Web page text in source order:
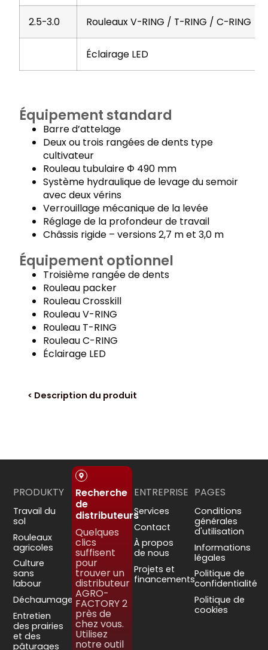
2.5-3.0 Rouleaux V-RING / T-RING / C-RING
Éclairage LED
Équipement standard
Barre d’attelage
Deux ou trois rangées de dents type
cultivateur
Rouleau tubulaire Φ 490 mm
Système hydraulique de levage du semoir
avec deux vérins
Verrouillage mécanique de la levée
Réglage de la profondeur de travail
Châssis rigide – versions 2,7 m et 3,0 m
Équipement optionnel
Troisième rangée de dents
Rouleau packer
Rouleau Crosskill
Rouleau V-RING
Rouleau T-RING
Rouleau C-RING
Éclairage LED
< Description du produit
ENTREPRISE
Services
Contact
À propos
de nous
Projets et
financements
PAGES
Conditions
générales
d'utilisation
Informations
légales
Politique de
confidentialité
Politique de
cookies
PRODUKTY
Travail du
sol
Rouleaux
agricoles
Culture
sans
labour
Déchaumage
Entretien
des prairies
et des
pâturages
Recherche
de
distributeurs
Quelques
clics
suffisent
pour
trouver un
distributeur
AGRO-
FACTORY 2
près de
chez vous.
Utilisez
notre outil